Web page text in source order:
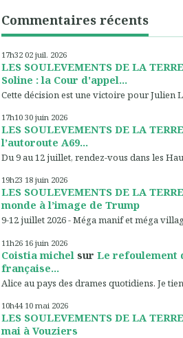
Commentaires récents
17h32 02 juil. 2026
LES SOULEVEMENTS DE LA TERRE
Soline : la Cour d'appel...
Cette décision est une victoire pour Julien
17h10 30 juin 2026
LES SOULEVEMENTS DE LA TERRE
l’autoroute A69...
Du 9 au 12 juillet, rendez-vous dans les
19h23 18 juin 2026
LES SOULEVEMENTS DE LA TERRE
monde à l’image de Trump
9-12 juillet 2026 - Méga manif et méga
11h26 16 juin 2026
Coistia michel sur Le refoulement
française...
Alice au pays des drames quotidiens. Je
10h44 10 mai 2026
LES SOULEVEMENTS DE LA TERRE
mai à Vouziers